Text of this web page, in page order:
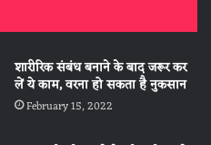
शारीरिक संबंध बनाने के बाद जरूर कर
लें ये काम, वरना हो सकता है नुकसान
February 15, 2022